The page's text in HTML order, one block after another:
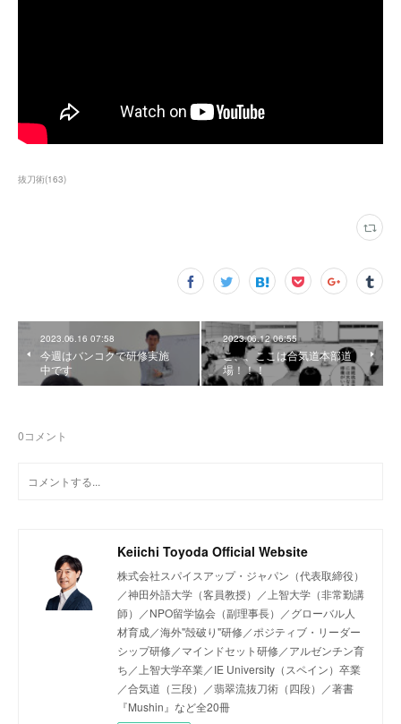
抜刀術(163)
2023.06.16 07:58
今週はバンコクで研修実施
中です
2023.06.12 06:55
こ、、ここは合気道本部道
場！！！
0コメント
Keiichi Toyoda Official Website
株式会社スパイスアップ・ジャパン（代表取締役）
／神田外語大学（客員教授）／上智大学（非常勤講
師）／NPO留学協会（副理事長）／グローバル人
材育成／海外"殻破り"研修／ポジティブ・リーダー
シップ研修／マインドセット研修／アルゼンチン育
ち／上智大学卒業／IE University（スペイン）卒業
／合気道（三段）／翡翠流抜刀術（四段）／著書
『Mushin』など全20冊